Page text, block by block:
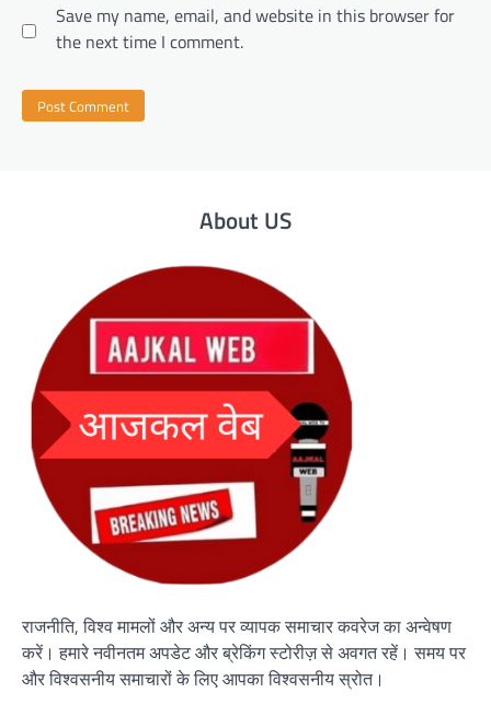
Save my name, email, and website in this browser for
the next time I comment.
About US
राजनीति, विश्व मामलों और अन्य पर व्यापक समाचार कवरेज का अन्वेषण
करें। हमारे नवीनतम अपडेट और ब्रेकिंग स्टोरीज़ से अवगत रहें। समय पर
और विश्वसनीय समाचारों के लिए आपका विश्वसनीय स्रोत।